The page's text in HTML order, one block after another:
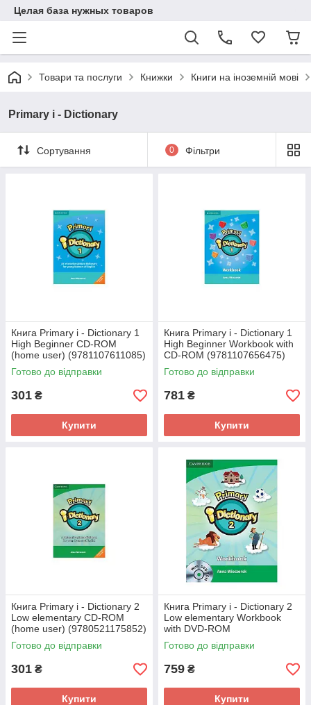
Целая база нужных товаров
Товари та послуги Книжки Книги на іноземній мові
Primary i - Dictionary
Сортування 0 Фільтри
Книга Primary i - Dictionary 1
High Beginner CD-ROM
(home user) (9781107611085)
Cambridge University Press
Education
Готово до відправки
301 ₴
Купити
Книга Primary i - Dictionary 1
High Beginner Workbook with
CD-ROM (9781107656475)
Cambridge University Press
Education
Готово до відправки
781 ₴
Купити
Книга Primary i - Dictionary 2
Low elementary CD-ROM
(home user) (9780521175852)
Cambridge University Press
Education
Готово до відправки
301 ₴
Купити
Книга Primary i - Dictionary 2
Low elementary Workbook
with DVD-ROM
(9781107647893) Cambridge
University Press Education
Готово до відправки
759 ₴
Купити